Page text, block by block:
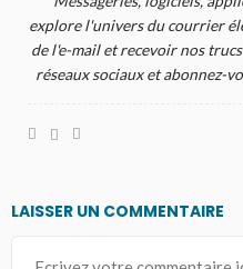
explore l'univers du courrier
de l'e-mail et recevoir nos
réseaux sociaux et abonnez-
LAISSER UN COMMENTAIRE